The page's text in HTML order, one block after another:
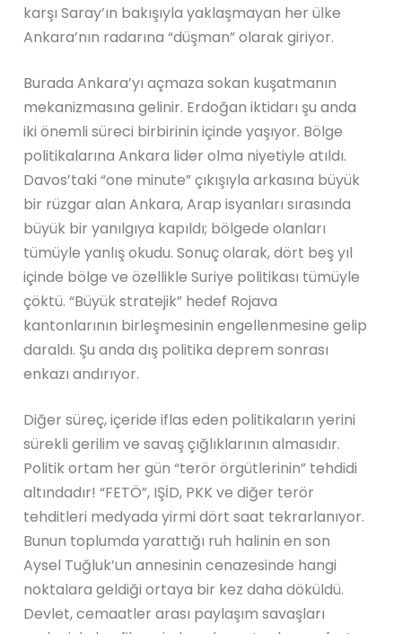
karşı Saray’ın bakışıyla yaklaşmayan her ülke
Ankara’nın radarına “düşman” olarak giriyor.
Burada Ankara’yı açmaza sokan kuşatmanın
mekanizmasına gelinir. Erdoğan iktidarı şu anda
iki önemli süreci birbirinin içinde yaşıyor. Bölge
politikalarına Ankara lider olma niyetiyle atıldı.
Davos’taki “one minute” çıkışıyla arkasına büyük
bir rüzgar alan Ankara, Arap isyanları sırasında
büyük bir yanılgıya kapıldı; bölgede olanları
tümüyle yanlış okudu. Sonuç olarak, dört beş yıl
içinde bölge ve özellikle Suriye politikası tümüyle
çöktü. “Büyük stratejik” hedef Rojava
kantonlarının birleşmesinin engellenmesine gelip
daraldı. Şu anda dış politika deprem sonrası
enkazı andırıyor.
Diğer süreç, içeride iflas eden politikaların yerini
sürekli gerilim ve savaş çığlıklarının almasıdır.
Politik ortam her gün “terör örgütlerinin” tehdidi
altındadır! “FETÖ”, IŞİD, PKK ve diğer terör
tehditleri medyada yirmi dört saat tekrarlanıyor.
Bunun toplumda yarattığı ruh halinin en son
Aysel Tuğluk’un annesinin cenazesinde hangi
noktalara geldiği ortaya bir kez daha döküldü.
Devlet, cemaatler arası paylaşım savaşları